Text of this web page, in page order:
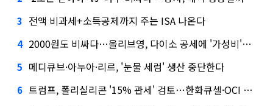
3 전액 비과세+소득공제까지 주는 ISA 나온다
4 2000원도 비싸다…올리브영, 다이소 공세에 '가성비'로 맞불
5 메디큐브·아누아·리르, '눈물 세럼' 생산 중단한다
6 트럼프, 폴리실리콘 '15% 관세' 검토…한화큐셀·OCI 영향은?